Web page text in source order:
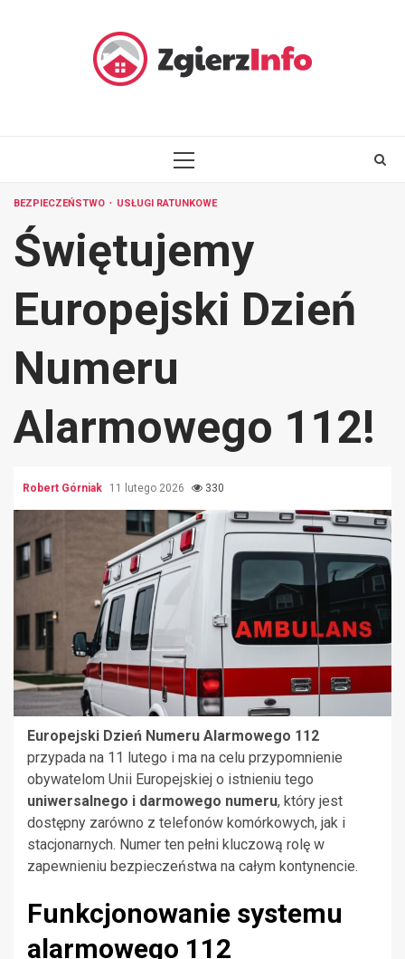
PRIMARY
BEZPIECZEŃSTWO USŁUGI RATUNKOWE
Świętujemy
Europejski Dzień
Numeru
Alarmowego 112!
Robert Górniak 11 lutego 2026 330
Europejski Dzień Numeru Alarmowego 112
przypada na 11 lutego i ma na celu przypomnienie
obywatelom Unii Europejskiej o istnieniu tego
uniwersalnego i darmowego numeru, który jest
dostępny zarówno z telefonów komórkowych, jak i
stacjonarnych. Numer ten pełni kluczową rolę w
zapewnieniu bezpieczeństwa na całym kontynencie.
Funkcjonowanie systemu
alarmowego 112